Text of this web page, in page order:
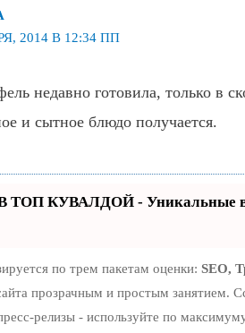
2014 В 12:34 ПП
недавно готовила, только в
и сытное блюдо получается.
ТОП КУВАЛДОЙ - Уникальные
по трем пакетам оценки: SEO,
прозрачным и простым занятием.
релизы - используйте по